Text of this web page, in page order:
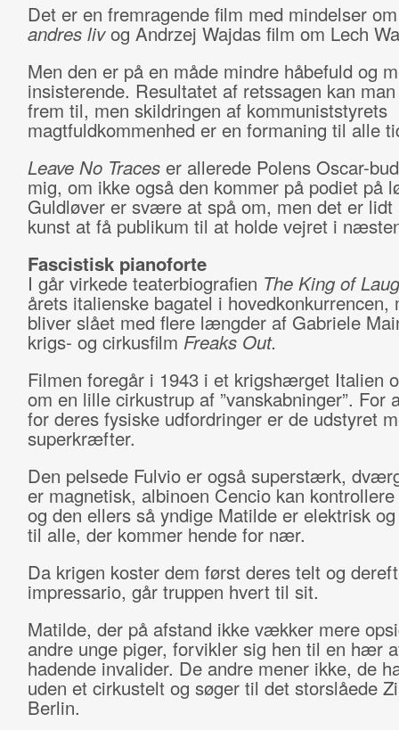
Det er en fremragende film med mindelser
andres livog Andrzej Wajdas film om Lech
Men den er på en måde mindre håbefuld og
insisterende. Resultatet af retssagen kan
frem til, men skildringen af kommuniststyrets
magtfuldkommenhed er en formaning til alle
Leave No Traceser allerede Polens Oscar-
mig, om ikke også den kommer på podiet på
Guldløver er svære at spå om, men det er lidt
kunst at få publikum til at holde vejret i
Fascistisk pianoforte
I går virkede teaterbiografien The King of
årets italienske bagatel i hovedkonkurrencen,
bliver slået med flere længder af Gabriele
krigs- og cirkusfilm Freaks Out.
Filmen foregår i 1943 i et krigshærget Italien
om en lille cirkustrup af ”vanskabninger”. For
for deres fysiske udfordringer er de udstyret
superkræfter.
Den pelsede Fulvio er også superstærk,
er magnetisk, albinoen Cencio kan
og den ellers så yndige Matilde er elektrisk
til alle, der kommer hende for nær.
Da krigen koster dem først deres telt og
impressario, går truppen hvert til sit.
Matilde, der på afstand ikke vækker mere
andre unge piger, forvikler sig hen til en hær
hadende invalider. De andre mener ikke, de
uden et cirkustelt og søger til det storslåede
Berlin.